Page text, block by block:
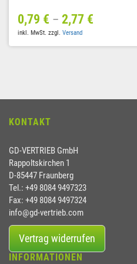
0,79 € – 2,77 €
inkl. MwSt. zzgl. Versand
KONTAKT
GD-VERTRIEB GmbH
Rappoltskirchen 1
D-85447 Fraunberg
Tel.: +49 8084 9497323
Fax: +49 8084 9497324
info@gd-vertrieb.com
Vertrag widerrufen
INFORMATIONEN